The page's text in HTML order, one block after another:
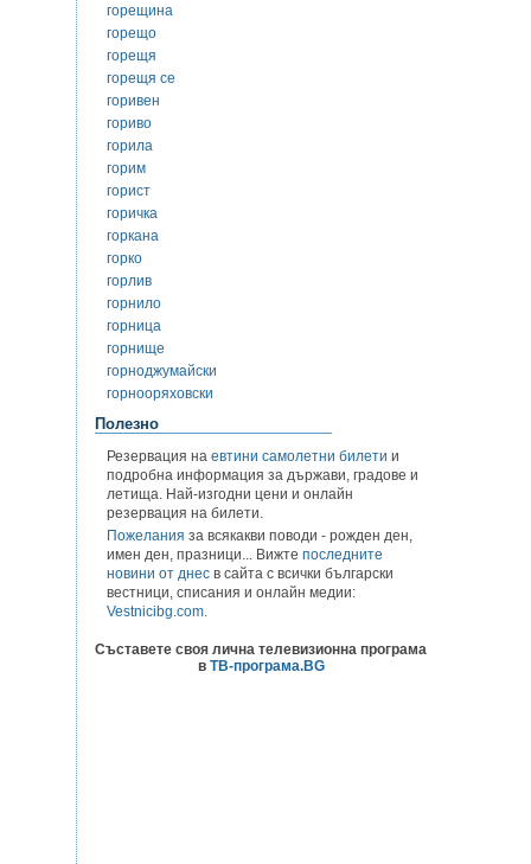
горещина
горещо
горещя
горещя се
горивен
гориво
горила
горим
горист
горичка
горкана
горко
горлив
горнило
горница
горнище
горноджумайски
горнооряховски
Полезно
Резервация на евтини самолетни билети и
подробна информация за държави, градове и
летища. Най-изгодни цени и онлайн
резервация на билети.
Пожелания за всякакви поводи - рожден ден,
имен ден, празници... Вижте последните
новини от днес в сайта с всички български
вестници, списания и онлайн медии:
Vestnicibg.com.
Съставете своя лична телевизионна програма
в ТВ-програма.BG